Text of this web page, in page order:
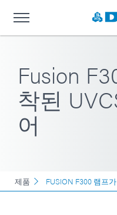
Fusion
착된
어
제품 FUSION F300 램프